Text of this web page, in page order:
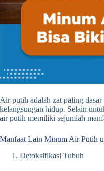
Air putih adalah zat paling
kelangsungan hidup. Selain
air putih memiliki sejumlah
Manfaat Lain Minum Air Putih
Detoksifikasi Tubuh